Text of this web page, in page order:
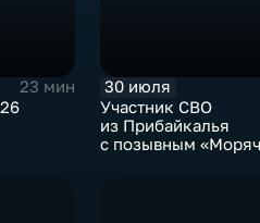
23 мин
30 июля
Участник СВО
из Прибайкалья
с позывным